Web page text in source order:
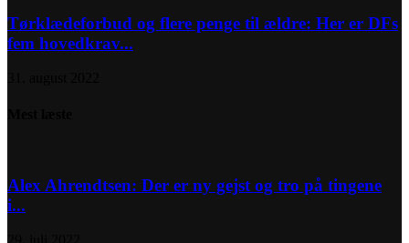
Tørklædeforbud og flere penge til ældre: Her er DFs
fem hovedkrav...
Alex Ahrendtsen: Der er ny gejst og tro på tingene
i...